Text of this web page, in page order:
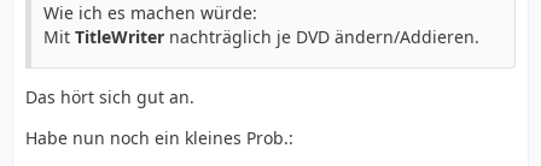
Wie ich es machen würde:
Mit TitleWriter nachträglich je DVD ändern/Addieren.
Das hört sich gut an.
Habe nun noch ein kleines Prob.: